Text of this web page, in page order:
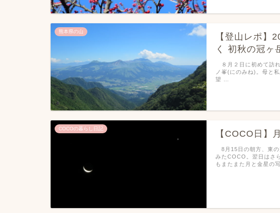
熊本県の山
【登山レポ】
く 初秋の冠
８月２日に初めて訪
ノ峯(にのみね)。母と
望 …
COCOの暮らし日記
【COCO日】
8月15日の朝方、東の
みたCOCO。翌日はさ
もまたまた月と金星の